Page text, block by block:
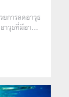
การลดอาวุธ
าวุธที่มีอา…